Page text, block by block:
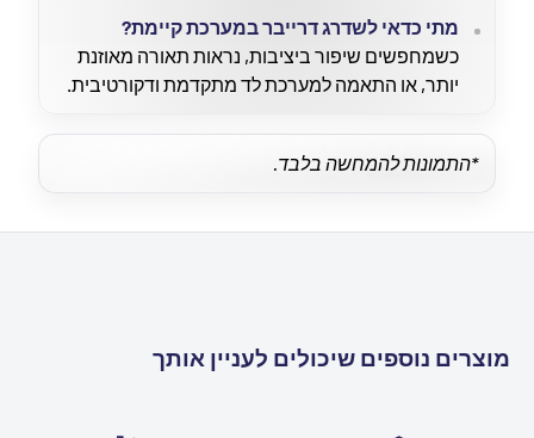
מתי כדאי לשדרג דרייבר במערכת קיימת?
כשמחפשים שיפור ביציבות, נראות תאורה מאוזנת
יותר, או התאמה למערכת לד מתקדמת ודקורטיבית.
*התמונות להמחשה בלבד.
מוצרים נוספים שיכולים לעניין אותך